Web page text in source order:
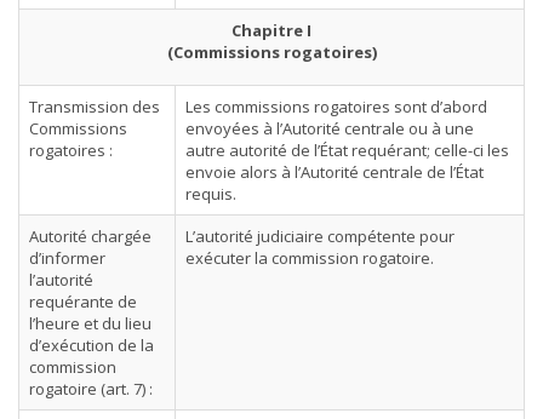
Chapitre I
(Commissions rogatoires)
Transmission des
Commissions
rogatoires :
Les commissions rogatoires sont d’abord
envoyées à l’Autorité centrale ou à une
autre autorité de l’État requérant; celle-ci les
envoie alors à l’Autorité centrale de l’État
requis.
Autorité chargée
d’informer
l’autorité
requérante de
l’heure et du lieu
d’exécution de la
commission
rogatoire (art. 7) :
L’autorité judiciaire compétente pour
exécuter la commission rogatoire.